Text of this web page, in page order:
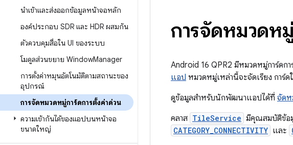
นำเข้าและส่งออกข้อมูลหน้าจอหลัก
องค์ประกอบ SDR และ HDR ผสมกัน
ตัวควบคุมสื่อใน UI ของระบบ
โมดูลส่วนขยาย WindowManager
การตั้งค่าหมุนอัตโนมัติตามสถานะของ
อุปกรณ์
การจัดหมวดหมู่การ์ดการตั้งค่าด่วน
ความเข้ากันได้ของแอปบนหน้าจอ
ขนาดใหญ่
การจัดหมวดห
Android 16 QPR2 มีหมวดหมู่การ์ดก
แอป หมวดหมู่เหล่านี้จะจัดเรียง การ์
ดูข้อมูลสำหรับนักพัฒนาแอปได้ที่ จัดห
คลาส TileService มีคุณสมบัติข้อมู
CATEGORY_CONNECTIVITY และ